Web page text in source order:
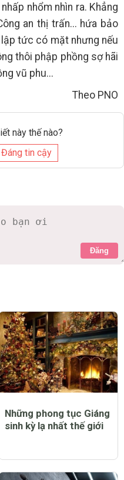
nhổm nhìn ra. Khẳng
an thị trấn... hứa bảo
tức có mặt nhưng nếu
thôi phập phồng sợ hãi
vũ phu...
Theo PNO
này thế nào?
Đáng tin cậy
Đăng
Những phong tục Giáng
sinh kỳ lạ nhất thế giới